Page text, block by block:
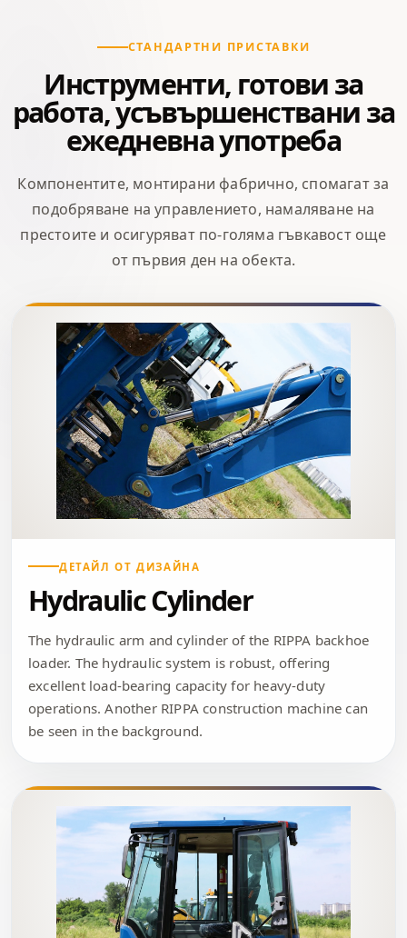
СТАНДАРТНИ ПРИСТАВКИ
Инструменти, готови за
работа, усъвършенствани за
ежедневна употреба
Компонентите, монтирани фабрично, спомагат за
подобряване на управлението, намаляване на
престоите и осигуряват по-голяма гъвкавост още
от първия ден на обекта.
ДЕТАЙЛ ОТ ДИЗАЙНА
Hydraulic Cylinder
The hydraulic arm and cylinder of the RIPPA backhoe
loader. The hydraulic system is robust, offering
excellent load-bearing capacity for heavy-duty
operations. Another RIPPA construction machine can
be seen in the background.